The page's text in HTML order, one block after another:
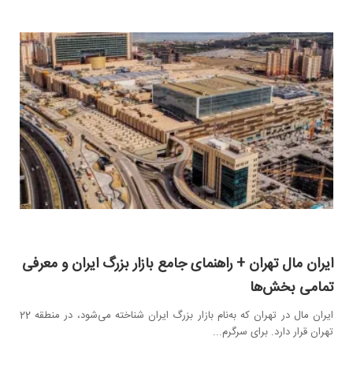
ایران مال تهران + راهنمای جامع بازار بزرگ ایران و معرفی
تمامی بخش‌ها
ایران مال در تهران که به‌نام بازار بزرگ ایران شناخته می‌شود، در منطقه 22
تهران قرار دارد. برای سرگرم...